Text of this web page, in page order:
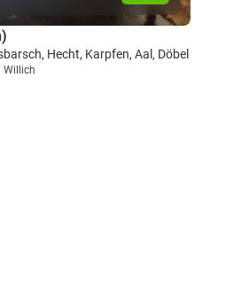
Hecht, Karpfen, Aal, Döbel
Willich